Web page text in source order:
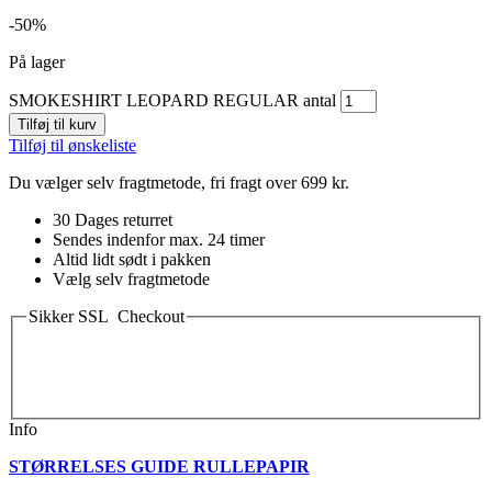
-50%
På lager
SMOKESHIRT LEOPARD REGULAR antal
Tilføj til kurv
Tilføj til ønskeliste
Du vælger selv fragtmetode, fri fragt over 699 kr.
30 Dages returret
Sendes indenfor max. 24 timer
Altid lidt sødt i pakken
Vælg selv fragtmetode
Sikker SSL Checkout
Info
STØRRELSES GUIDE RULLEPAPIR